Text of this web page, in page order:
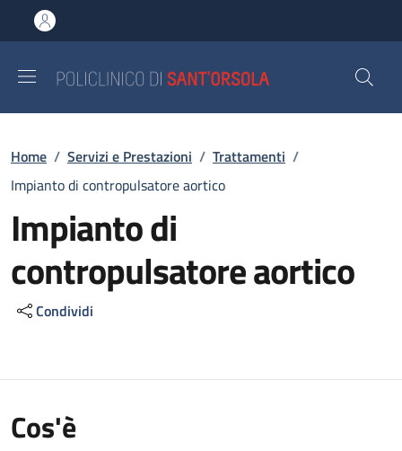
al contenuto principale
to footer content
Briciole di pane
Home / Servizi e Prestazioni / Trattamenti /
Impianto di contropulsatore aortico
Impianto di
contropulsatore aortico
Condividi
Cos'è